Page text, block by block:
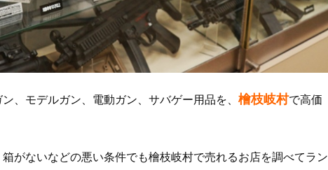
、モデルガン、電動ガン、サバゲー用品を、 檜枝岐村で高価
がないなどの悪い条件でも檜枝岐村で売れるお店を調べてラン